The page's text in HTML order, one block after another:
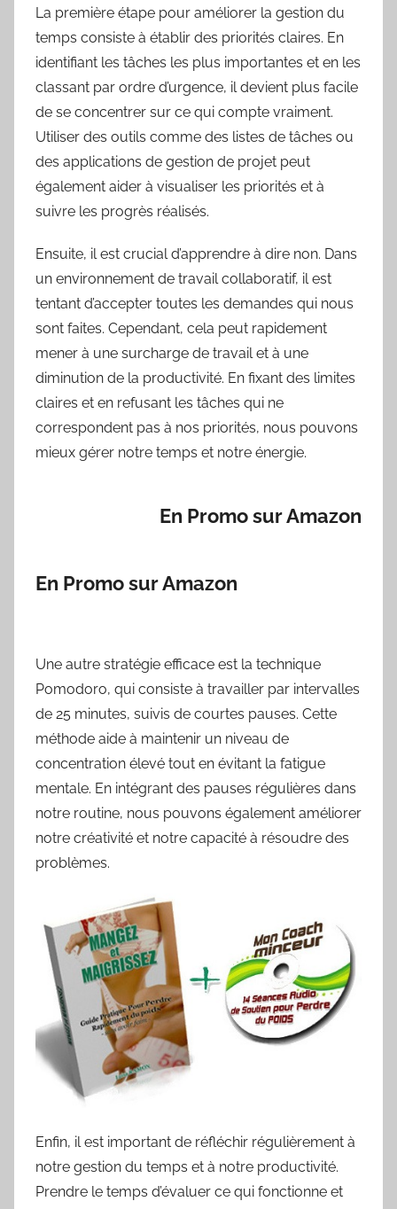
La première étape pour améliorer la gestion du
temps consiste à établir des priorités claires. En
identifiant les tâches les plus importantes et en les
classant par ordre d’urgence, il devient plus facile
de se concentrer sur ce qui compte vraiment.
Utiliser des outils comme des listes de tâches ou
des applications de gestion de projet peut
également aider à visualiser les priorités et à
suivre les progrès réalisés.
Ensuite, il est crucial d’apprendre à dire non. Dans
un environnement de travail collaboratif, il est
tentant d’accepter toutes les demandes qui nous
sont faites. Cependant, cela peut rapidement
mener à une surcharge de travail et à une
diminution de la productivité. En fixant des limites
claires et en refusant les tâches qui ne
correspondent pas à nos priorités, nous pouvons
mieux gérer notre temps et notre énergie.
En Promo sur Amazon
En Promo sur Amazon
Une autre stratégie efficace est la technique
Pomodoro, qui consiste à travailler par intervalles
de 25 minutes, suivis de courtes pauses. Cette
méthode aide à maintenir un niveau de
concentration élevé tout en évitant la fatigue
mentale. En intégrant des pauses régulières dans
notre routine, nous pouvons également améliorer
notre créativité et notre capacité à résoudre des
problèmes.
Enfin, il est important de réfléchir régulièrement à
notre gestion du temps et à notre productivité.
Prendre le temps d’évaluer ce qui fonctionne et